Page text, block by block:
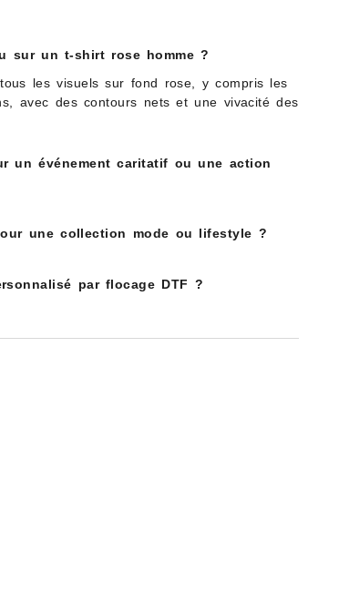
sur un t-shirt rose homme ?
les visuels sur fond rose, y compris les
avec des contours nets et une vivacité des
un événement caritatif ou une action
une collection mode ou lifestyle ?
par flocage DTF ?